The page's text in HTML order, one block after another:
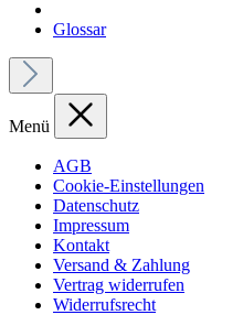
Glossar
Menü
AGB
Cookie-Einstellungen
Datenschutz
Impressum
Kontakt
Versand & Zahlung
Vertrag widerrufen
Widerrufsrecht